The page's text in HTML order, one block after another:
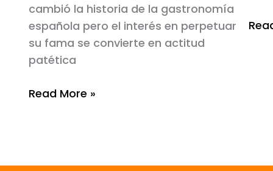
cambió la historia de la gastronomía
española pero el interés en perpetuar
su fama se convierte en actitud
patética
Los
Read More »
Los